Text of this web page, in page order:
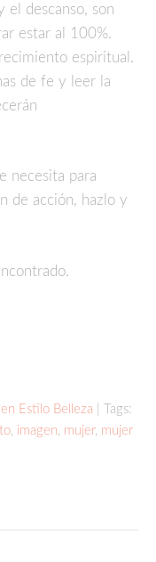
el descanso, son
estar al 100%.
espiritual.
de fe y leer la
necesita para
de acción, hazlo y
Estilo Belleza
| Tags:
, imagen, mujer, mujer